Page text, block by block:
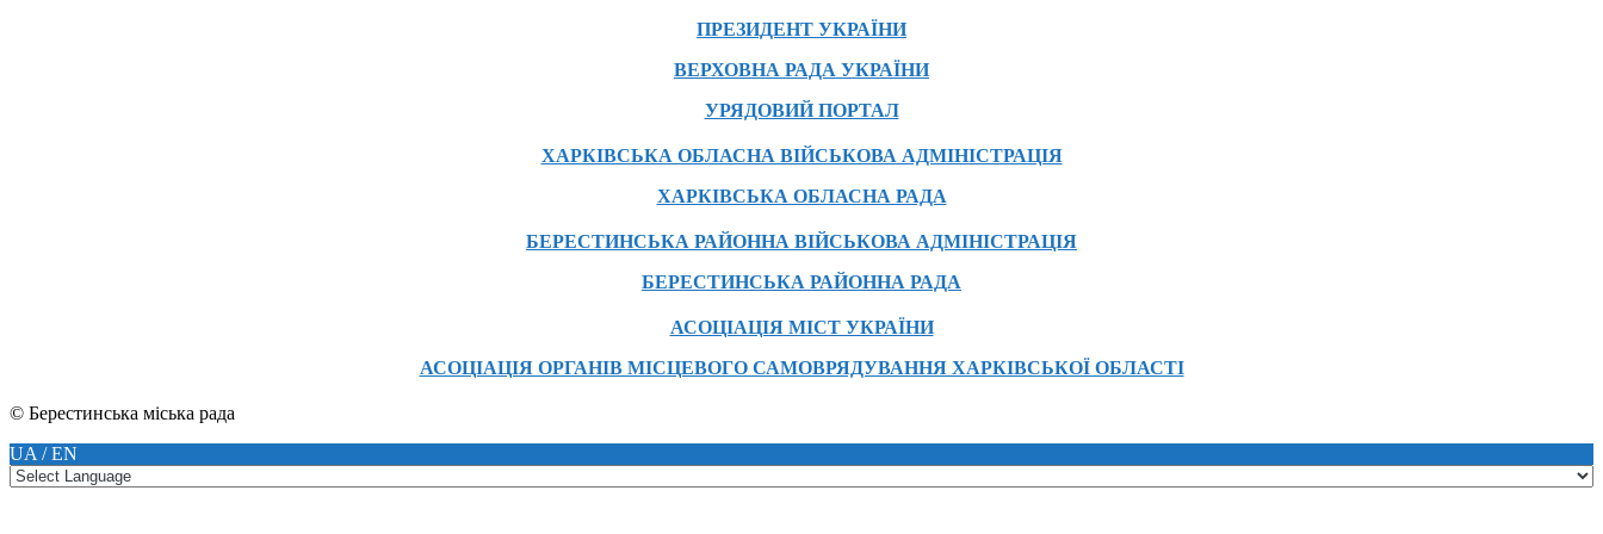
ПРЕЗИДЕНТ УКРАЇНИ
ВЕРХОВНА РАДА УКРАЇНИ
УРЯДОВИЙ ПОРТАЛ
ХАРКІВСЬКА ОБЛАСНА ВІЙСЬКОВА АДМІНІСТРАЦІЯ
ХАРКІВСЬКА ОБЛАСНА РАДА
БЕРЕСТИНСЬКА РАЙОННА ВІЙСЬКОВА АДМІНІСТРАЦІЯ
БЕРЕСТИНСЬКА РАЙОННА РАДА
АСОЦІАЦІЯ МІСТ УКРАЇНИ
АСОЦІАЦІЯ ОРГАНІВ МІСЦЕВОГО САМОВРЯДУВАННЯ ХАРКІВСЬКОЇ ОБЛАСТІ
© Берестинська міська рада
UA / EN